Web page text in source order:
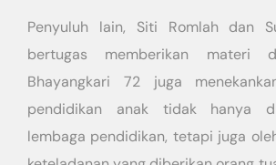
Penyuluh lain, Siti Romlah dan
bertugas memberikan materi
Bhayangkari 72 juga
pendidikan anak tidak hanya
lembaga pendidikan, tetapi juga